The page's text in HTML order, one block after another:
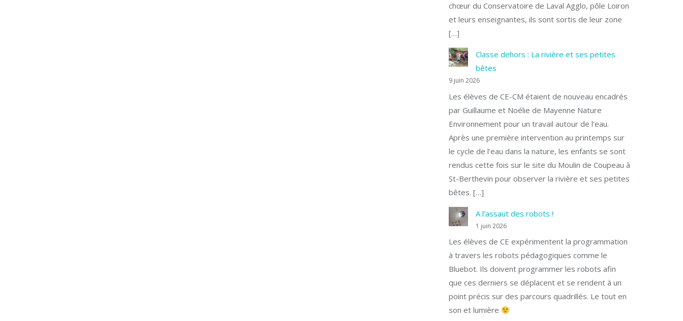
chœur du Conservatoire de Laval Agglo, pôle Loiron
et leurs enseignantes, ils sont sortis de leur zone
[…]
Classe dehors : La rivière et ses petites
bêtes
9 juin 2026
Les élèves de CE-CM étaient de nouveau encadrés
par Guillaume et Noélie de Mayenne Nature
Environnement pour un travail autour de l’eau.
Après une première intervention au printemps sur
le cycle de l’eau dans la nature, les enfants se sont
rendus cette fois sur le site du Moulin de Coupeau à
St-Berthevin pour observer la rivière et ses petites
bêtes. […]
A l’assaut des robots !
1 juin 2026
Les élèves de CE expérimentent la programmation
à travers les robots pédagogiques comme le
Bluebot. Ils doivent programmer les robots afin
que ces derniers se déplacent et se rendent à un
point précis sur des parcours quadrillés. Le tout en
son et lumière